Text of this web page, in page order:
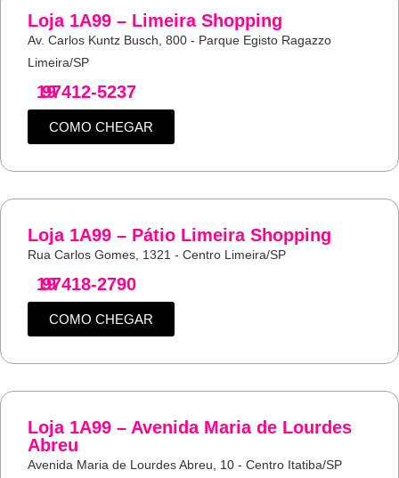
Loja 1A99 – Limeira Shopping
Av. Carlos Kuntz Busch, 800 - Parque Egisto Ragazzo
Limeira/SP
19
97412-5237
COMO CHEGAR
Loja 1A99 – Pátio Limeira Shopping
Rua Carlos Gomes, 1321 - Centro Limeira/SP
19
97418-2790
COMO CHEGAR
Loja 1A99 – Avenida Maria de Lourdes
Abreu
Avenida Maria de Lourdes Abreu, 10 - Centro Itatiba/SP